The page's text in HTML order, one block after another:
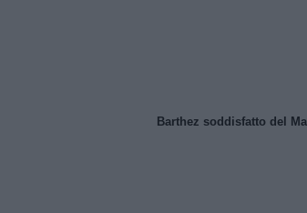
Barthez soddisfatto del